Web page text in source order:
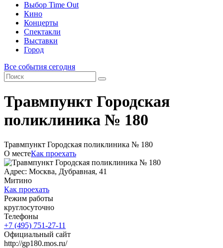
Выбор Time Out
Кино
Концерты
Спектакли
Выставки
Город
Все события сегодня
Травмпункт Городская
поликлиника № 180
Травмпункт Городская поликлиника № 180
О местеКак проехать
Адрес: Москва, Дубравная, 41
Митино
Как проехать
Режим работы
круглосуточно
Телефоны
+7 (495) 751-27-11
Официальный сайт
http://gp180.mos.ru/